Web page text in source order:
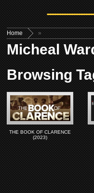
Home »
Micheal
Browsing
THE BOOK OF CLARENCE
(2023)